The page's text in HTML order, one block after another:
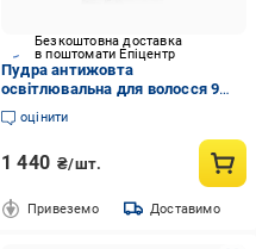
Безкоштовна доставка
в поштомати Епіцентр
Пудра антижовта
освітлювальна для волосся 9
рівнів 360 Hair Professional Black
Charcoal Powder Lightener 500
оцінити
1 440 ₴/шт.
Привеземо Доставимо